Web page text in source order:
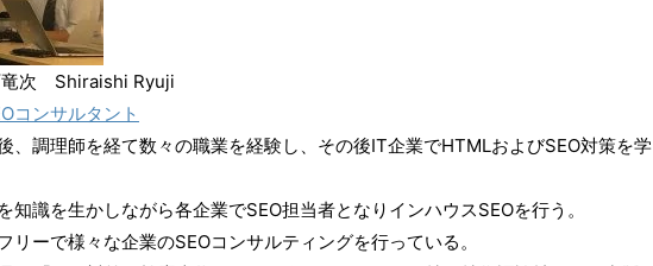
竜次 Shiraishi Ryuji
コンサルタント
、調理師を経て数々の職業を経験し、その後IT企業でHTMLおよびSEO対策を学
知識を生かしながら各企業でSEO担当者となりインハウスSEOを行う。
リーで様々な企業のSEOコンサルティングを行っている。